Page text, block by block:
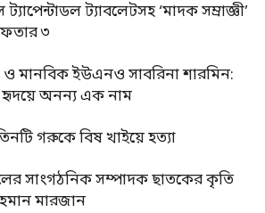
ট্যাবলেটসহ ‘মাদক সম্রাজ্ঞী’
৩
ও মানবিক ইউএনও সাবরিনা শারমিন:
হৃদয়ে অনন্য এক নাম
গরুকে বিষ খাইয়ে হত্যা
সাংগঠনিক সম্পাদক ছাতকের কৃতি
মারজান